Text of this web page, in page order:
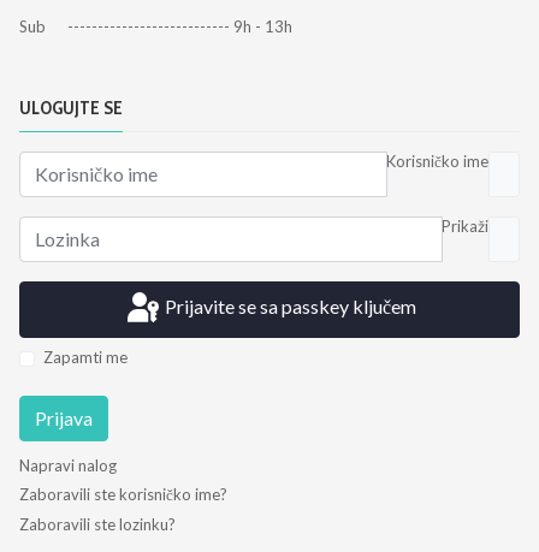
Sub --------------------------- 9h - 13h
ULOGUJTE SE
Korisničko ime
Prikaži
Prijavite se sa passkey ključem
Zapamti me
Prijava
Napravi nalog
Zaboravili ste korisničko ime?
Zaboravili ste lozinku?